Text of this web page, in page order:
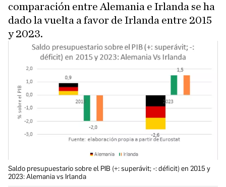
comparación entre Alemania e Irlanda se ha
dado la vuelta a favor de Irlanda entre 2015
y 2023.
Saldo presupuestario sobre el PIB (+: superávit; -: déficit) en 2015 y
2023: Alemania vs Irlanda